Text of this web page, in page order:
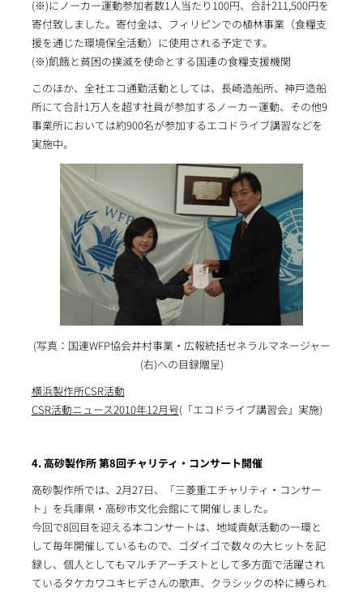
(※)にノーカー運動参加者数1人当たり100円、合計211,500円を
寄付致しました。寄付金は、フィリピンでの植林事業（食糧支
援を通じた環境保全活動）に使用される予定です。
(※)飢餓と貧困の撲滅を使命とする国連の食糧支援機関
このほか、全社エコ通勤活動としては、長崎造船所、神戸造船
所にて合計1万人を超す社員が参加するノーカー運動、その他9
事業所においては約900名が参加するエコドライブ講習などを
実施中。
(写真：国連WFP協会井村事業・広報統括ゼネラルマネージャー
(右)への目録贈呈)
横浜製作所CSR活動
CSR活動ニュース2010年12月号(「エコドライブ講習会」実施)
4. 高砂製作所 第8回チャリティ・コンサート開催
高砂製作所では、2月27日、「三菱重工チャリティ・コンサー
ト」を兵庫県・高砂市文化会館にて開催しました。
今回で8回目を迎える本コンサートは、地域貢献活動の一環と
して毎年開催しているもので、ゴダイゴで数々の大ヒットを記
録し、個人としてもマルチアーチストとして多方面で活躍され
ているタケカワユキヒデさんの歌声、クラシックの枠に縛られ